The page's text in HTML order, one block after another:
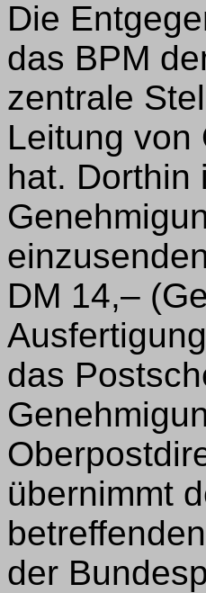
Die
das BPM
zentrale
Leitung von
hat. Dorthin
DM 14,–
das
übernimmt
der